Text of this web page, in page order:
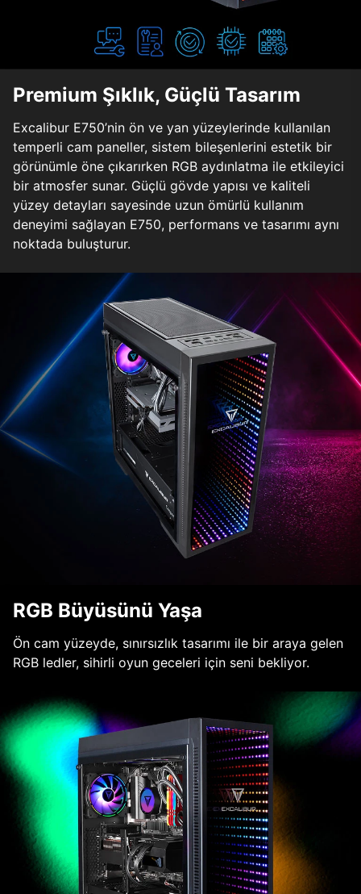
Premium Şıklık, Güçlü Tasarım
Excalibur E750’nin ön ve yan yüzeylerinde kullanılan
temperli cam paneller, sistem bileşenlerini estetik bir
görünümle öne çıkarırken RGB aydınlatma ile etkileyici
bir atmosfer sunar. Güçlü gövde yapısı ve kaliteli
yüzey detayları sayesinde uzun ömürlü kullanım
deneyimi sağlayan E750, performans ve tasarımı aynı
noktada buluşturur.
RGB Büyüsünü Yaşa
Ön cam yüzeyde, sınırsızlık tasarımı ile bir araya gelen
RGB ledler, sihirli oyun geceleri için seni bekliyor.